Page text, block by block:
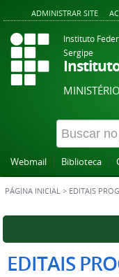
ADMINISTRAR SITE
Instituto
Sergipe
Webmail Biblioteca
PÁGINA INICIAL > EDITAIS
EDITAIS